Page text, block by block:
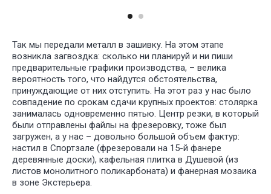
Так мы передали металл в зашивку. На этом этапе
возникла загвоздка: сколько ни планируй и ни пиши
предварительные графики производства, – велика
вероятность того, что найдутся обстоятельства,
принуждающие от них отступить. На этот раз у нас было
совпадение по срокам сдачи крупных проектов: столярка
занималась одновременно пятью. Центр резки, в который
были отправлены файлы на фрезеровку, тоже был
загружен, а у нас – довольно большой объем фактур:
настил в Спортзале (фрезеровали на 15-й фанере
деревянные доски), кафельная плитка в Душевой (из
листов монолитного поликарбоната) и фанерная мозаика
в зоне Экстерьера.